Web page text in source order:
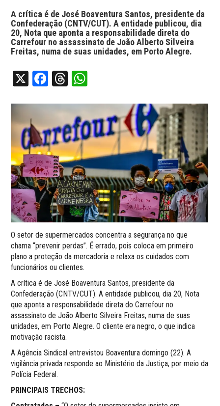
A crítica é de José Boaventura Santos, presidente da
Confederação (CNTV/CUT). A entidade publicou, dia
20, Nota que aponta a responsabilidade direta do
Carrefour no assassinato de João Alberto Silveira
Freitas, numa de suas unidades, em Porto Alegre.
X Facebook
Threads
O setor de supermercados concentra a segurança no que
chama “prevenir perdas”. É errado, pois coloca em primeiro
plano a proteção da mercadoria e relaxa os cuidados com
funcionários ou clientes.
A crítica é de José Boaventura Santos, presidente da
Confederação (CNTV/CUT). A entidade publicou, dia 20, Nota
que aponta a responsabilidade direta do Carrefour no
assassinato de João Alberto Silveira Freitas, numa de suas
unidades, em Porto Alegre. O cliente era negro, o que indica
motivação racista.
A Agência Sindical entrevistou Boaventura domingo (22). A
vigilância privada responde ao Ministério da Justiça, por meio da
Polícia Federal.
PRINCIPAIS TRECHOS: